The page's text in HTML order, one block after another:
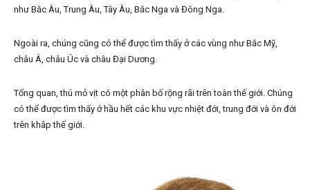
như Bắc Âu, Trung Âu, Tây Âu, Bắc Nga và Đông Nga.
Ngoài ra, chúng cũng có thể được tìm thấy ở các vùng như Bắc Mỹ,
châu Á, châu Úc và châu Đại Dương.
Tổng quan, thú mỏ vịt có một phân bố rộng rãi trên toàn thế giới. Chúng
có thể được tìm thấy ở hầu hết các khu vực nhiệt đới, trung đới và ôn đới
trên khắp thế giới.